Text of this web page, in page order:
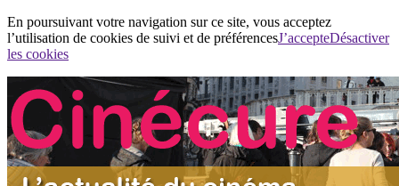
En poursuivant votre navigation sur ce site, vous acceptez
l’utilisation de cookies de suivi et de préférencesJ’accepteDésactiver
les cookies